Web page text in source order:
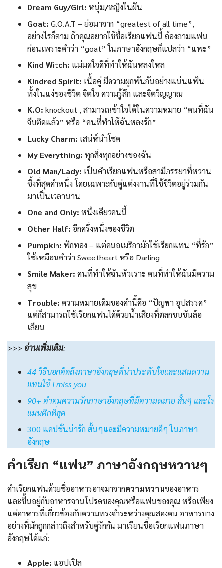
Dream Guy/Girl: หนุ่ม/หญิงในฝัน
Goat: G.O.A.T – ย่อมาจาก “greatest of all time”,
อย่างไรก็ตาม ถ้าคุณอยากใช้ชื่อเรียกแฟนนี้ ต้องถามแฟน
ก่อนเพราะคำว่า “goat” ในภาษาอังกฤษก็แปลว่า “แพะ”
Kind Witch: แม่มดใจดีที่ทำให้ฉันหลงใหล
Kindred Spirit: เนื้อคู่ มีความผูกพันกันอย่างแน่นแฟ้น
ทั้งในแง่ของชีวิต จิตใจ ความรู้สึก และจิตวิญญาณ
K.O: knockout , สามารถเข้าใจได้ในความหมาย “คนที่ฉัน
จีบติดแล้ว” หรือ “คนที่ทำให้ฉันหลงรัก”
Lucky Charm: เสน่ห์นำโชค
My Everything: ทุกสิ่งทุกอย่างของฉัน
Old Man/Lady: เป็นคำเรียกแฟนหรือสามีภรรยาที่หวาน
ซึ้งที่สุดคำหนึ่ง โดยเฉพาะกับคู่แต่งงานที่ใช้ชีวิตอยู่ร่วมกัน
มาเป็นเวลานาน
One and Only: หนึ่งเดียวคนนี้
Other Half: อีกครึ่งหนึ่งของชีวิต
Pumpkin: ฟักทอง – แต่คนอเมริกามักใช้เรียกแทน “ที่รัก”
ใช้เหมือนคำว่า Sweetheart หรือ Darling
Smile Maker: คนที่ทำให้ฉันหัวเราะ คนที่ทำให้ฉันมีความ
สุข
Trouble: ความหมายเดิมของคำนี้คือ “ปัญหา อุปสรรค”
แต่ก็สามารถใช้เรียกแฟนได้ด้วยน้ำเสียงที่ตลกขบขันล้อ
เลียน
>>> อ่านเพิ่มเติม:
44 วิธีบอกคิดถึงภาษาอังกฤษที่น่าประทับใจและแสนหวาน
แทนใช้ I miss you
90+ คําคมความรักภาษาอังกฤษที่มีความหมาย สั้นๆ และโร
แมนติกที่สุด
300 แคปชั่นน่ารัก สั้นๆและมีความหมายดีๆ ในภาษา
อังกฤษ
คำเรียก “แฟน” ภาษาอังกฤษหวานๆ
คำเรียกแฟนด้วยชื่ออาหารอาจมาจากความหวานของอาหาร
และขึ้นอยู่กับอาหารจานโปรดของคุณหรือแฟนของคุณ หรือเพียง
แค่อาหารที่เกี่ยวข้องกับความทรงจำระหว่างคุณสองคน อาหารบาง
อย่างที่มักถูกกล่าวถึงสำหรับคู่รักกัน มาเรียนชื่อเรียกแฟนภาษา
อังกฤษได้แก่:
Apple: แอปเปิล